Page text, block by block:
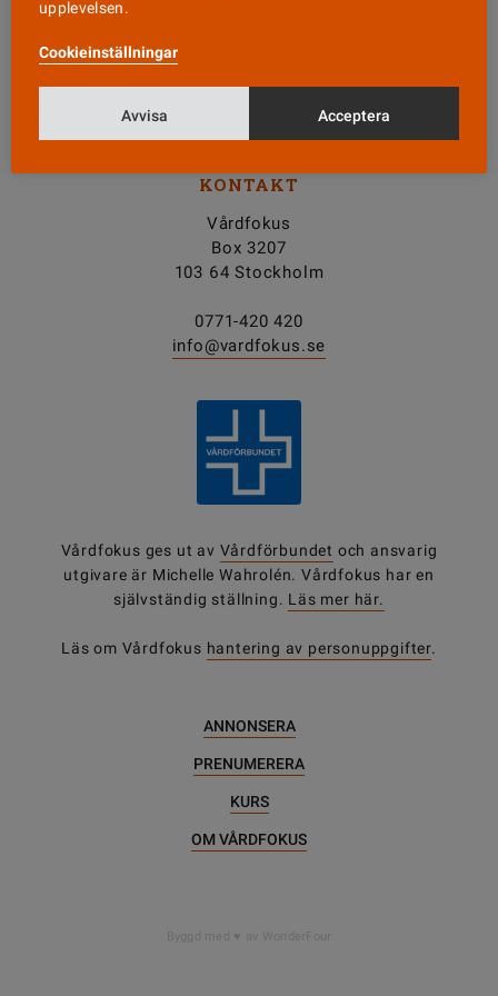
Tipsa oss!
KONTAKT
Vårdfokus
Box 3207
103 64 Stockholm
0771-420 420
info@vardfokus.se
Vårdfokus ges ut av Vårdförbundet och ansvarig
utgivare är Michelle Wahrolén. Vårdfokus har en
självständig ställning. Läs mer här.
Läs om Vårdfokus hantering av personuppgifter.
ANNONSERA
PRENUMERERA
KURS
OM VÅRDFOKUS
Byggd med av WonderFour
upplevelsen.
Cookieinställningar
Avvisa Acceptera